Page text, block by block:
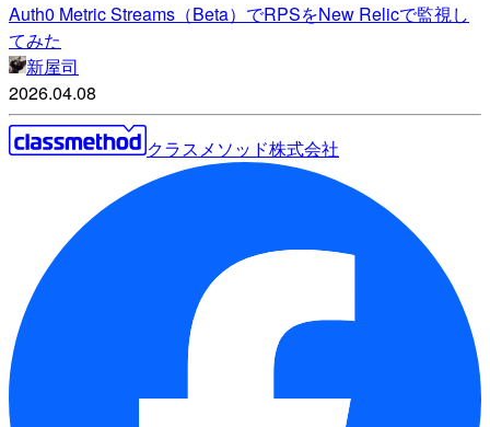
Auth0 Metric Streams（Beta）でRPSをNew Relicで監視し
てみた
新屋司
2026.04.08
クラスメソッド株式会社